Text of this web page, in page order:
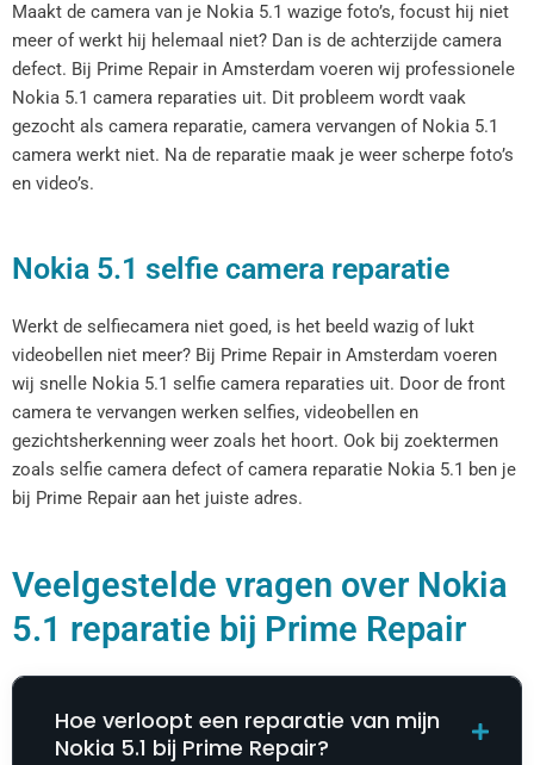
Maakt de camera van je Nokia 5.1 wazige foto’s, focust hij niet
meer of werkt hij helemaal niet? Dan is de achterzijde camera
defect. Bij Prime Repair in Amsterdam voeren wij professionele
Nokia 5.1 camera reparaties uit. Dit probleem wordt vaak
gezocht als camera reparatie, camera vervangen of Nokia 5.1
camera werkt niet. Na de reparatie maak je weer scherpe foto’s
en video’s.
Nokia 5.1 selfie camera reparatie
Werkt de selfiecamera niet goed, is het beeld wazig of lukt
videobellen niet meer? Bij Prime Repair in Amsterdam voeren
wij snelle Nokia 5.1 selfie camera reparaties uit. Door de front
camera te vervangen werken selfies, videobellen en
gezichtsherkenning weer zoals het hoort. Ook bij zoektermen
zoals selfie camera defect of camera reparatie Nokia 5.1 ben je
bij Prime Repair aan het juiste adres.
Veelgestelde vragen over Nokia
5.1 reparatie bij Prime Repair
Hoe verloopt een reparatie van mijn
Nokia 5.1 bij Prime Repair?